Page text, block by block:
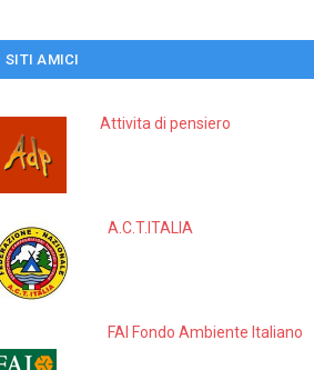
SITI AMICI
Attivita di pensiero
A.C.T.ITALIA
FAI Fondo Ambiente Italiano